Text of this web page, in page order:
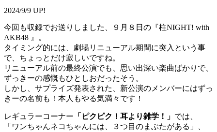
2024/9/9 UP!
今回も収録でお送りしました、９月８日の『柱NIGHT! with
AKB48 』。
タイミング的には、劇場リニューアル期間に突入という事
で、ちょっとだけ寂しいですね。
リニューアル前の最終公演でも、思い出深い楽曲ばかりで、
ずっきーの感慨もひとしおだったそう。
しかし、サプライズ発表された、新公演のメンバーにはずっ
きーの名前も！本人もやる気満々です！
レギュラーコーナー 「ピクピク！耳より雑学！」 では、
「ワンちゃんネコちゃんには、３つ目のまぶたがある」、